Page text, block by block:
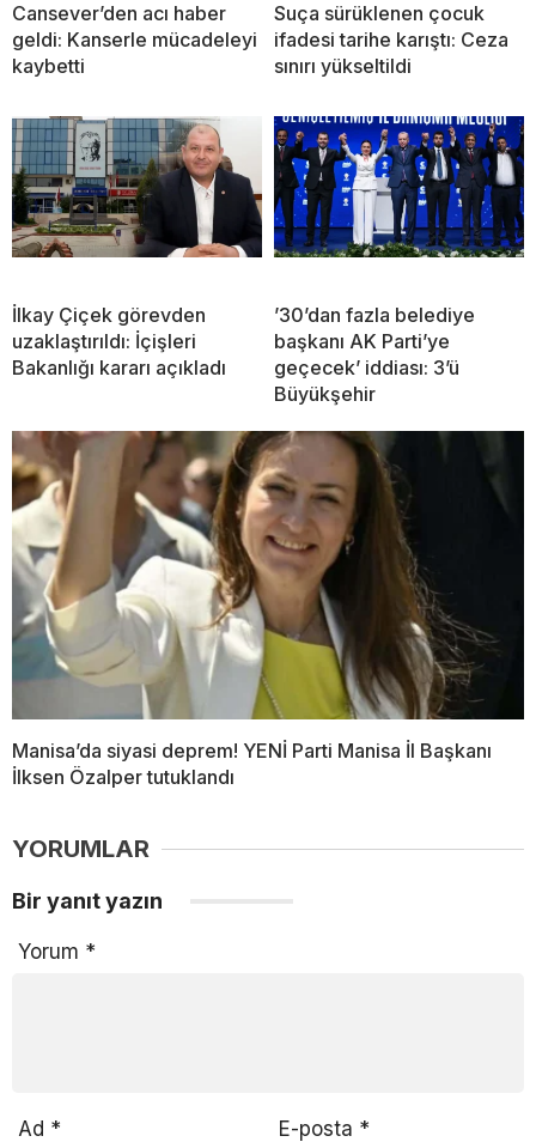
Cansever’den acı haber
geldi: Kanserle mücadeleyi
kaybetti
Suça sürüklenen çocuk
ifadesi tarihe karıştı: Ceza
sınırı yükseltildi
İlkay Çiçek görevden
uzaklaştırıldı: İçişleri
Bakanlığı kararı açıkladı
’30’dan fazla belediye
başkanı AK Parti’ye
geçecek’ iddiası: 3’ü
Büyükşehir
Manisa’da siyasi deprem! YENİ Parti Manisa İl Başkanı
İlksen Özalper tutuklandı
YORUMLAR
Bir yanıt yazın
Yorum *
Ad * E-posta *